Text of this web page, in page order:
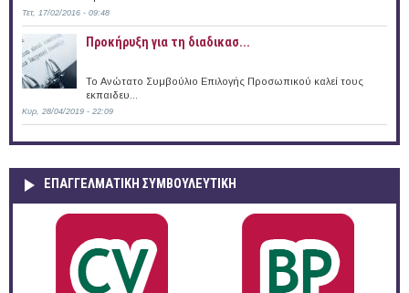
Τετ, 17/02/2016 - 09:48
Προκήρυξη για τη διαδικασ...
Το Ανώτατο Συμβούλιο Επιλογής Προσωπικού καλεί τους
εκπαιδευ...
Κυρ, 28/04/2019 - 22:09
ΕΠΑΓΓΕΛΜΑΤΙΚΉ ΣΥΜΒΟΥΛΕΥΤΙΚΉ